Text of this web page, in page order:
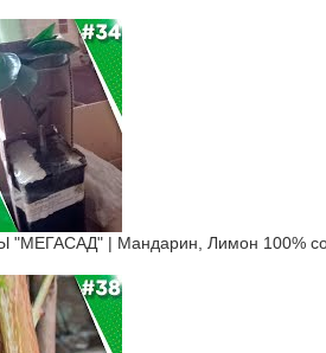
| Мандарин, Лимон 100%